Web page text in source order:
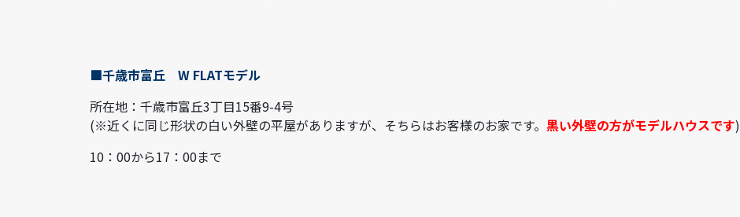
■千歳市富丘 W FLATモデル
所在地：千歳市富丘3丁目15番9-4号
(※近くに同じ形状の白い外壁の平屋がありますが、そちらはお客様のお家です。 黒い外壁の方がモデルハウスです)
10：00から17：00まで